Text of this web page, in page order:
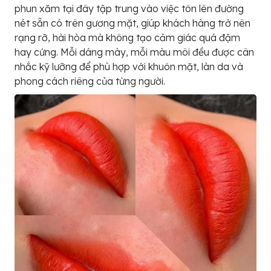
phun xăm tại đây tập trung vào việc tôn lên đường
nét sẵn có trên gương mặt, giúp khách hàng trở nên
rạng rỡ, hài hòa mà không tạo cảm giác quá đậm
hay cứng. Mỗi dáng mày, mỗi màu môi đều được cân
nhắc kỹ lưỡng để phù hợp với khuôn mặt, làn da và
phong cách riêng của từng người.